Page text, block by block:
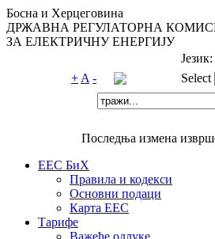
Босна и Херцеговина
ДРЖАВНА РЕГУЛАТОРНА
ЗА ЕЛЕКТРИЧНУ ЕНЕРГИЈУ
Језик:
+ A - Select
Последња измена
ЕЕС БиХ
Правила и кодекси
Основни подаци
Карта ЕЕС
Тарифе
Важеће одлуке